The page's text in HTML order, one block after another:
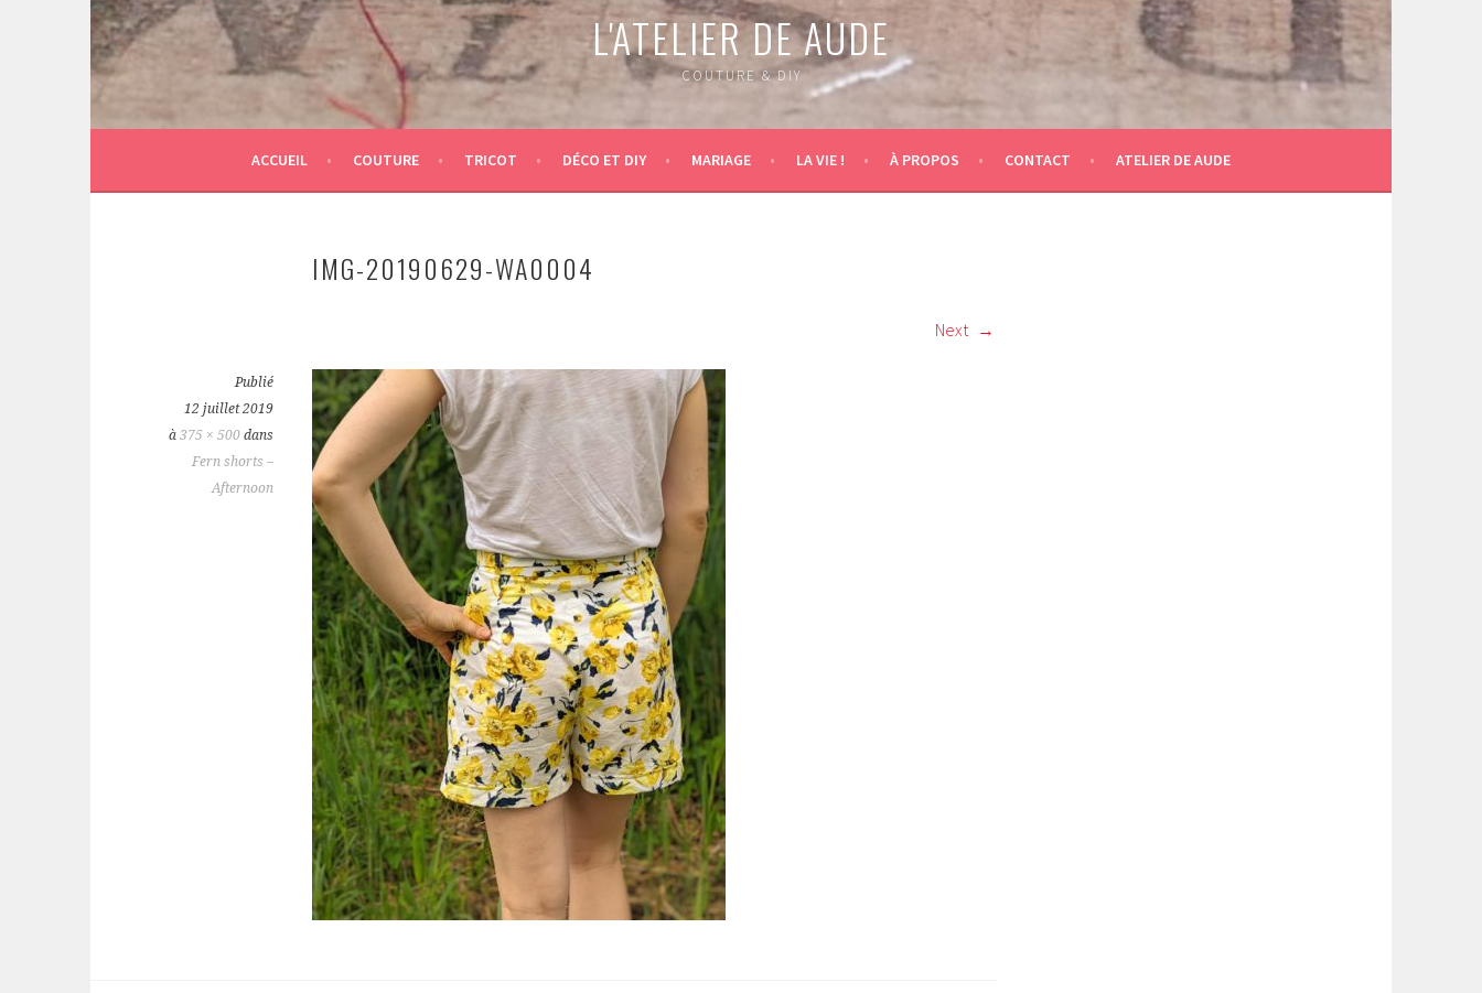
L'ATELIER DE AUDE
COUTURE & DIY
ACCUEIL COUTURE TRICOT DÉCO ET DIY MARIAGE LA VIE ! À PROPOS CONTACT ATELIER DE AUDE
IMG-20190629-WA0004
Next
Publié
12 juillet 2019
à 375 × 500 dans
Fern shorts –
Afternoon